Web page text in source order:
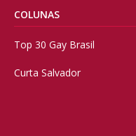
COLUNAS
Top 30 Gay Brasil
Curta Salvador